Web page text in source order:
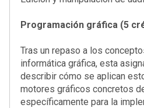
Programación gráfica (5
Tras un repaso a los
informática gráfica, esta
describir cómo se aplican
motores gráficos concretos
específicamente para la